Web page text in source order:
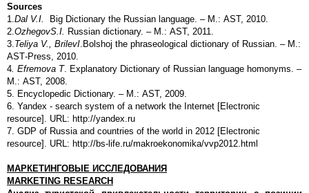
Sources
1. Dal V.I
Big Dictionary the Russian language. – М.: АSТ, 2010.
2. OzhegovS I Russian dictionary. – М.: АSТ, 2011.
3. Teliya V. BrilevI .Bolshoj the phraseological dictionary of Russian. – М.:
АSТ-Press, 2010.
4 Efremova T. Explanatory Dictionary of Russian language homonyms. –
М.: АSТ, 2008.
5. Encyclopedic Dictionary. – М.: АSТ, 2009.
6. Yandex - search system of a network the Internet [Electronic
resource]. URL: http://yandex.ru
7. GDP of Russia and countries of the world in 2012 [Electronic
resource]. URL: http://bs-life.ru/makroekonomika/vvp2012.html
МАРКЕТИНГОВЫЕ ИССЛЕДОВАНИЯ
MARKETING RESEARCH